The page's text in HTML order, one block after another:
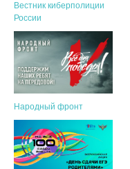
Вестник киберполиции
России
Народный фронт